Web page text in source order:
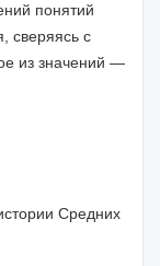
понятий
сверяясь с
из значений —
Средних